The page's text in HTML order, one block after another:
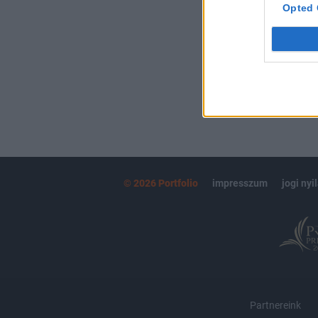
Opted
MÁR
© 2026 Portfolio impresszum jogi
Partnereink